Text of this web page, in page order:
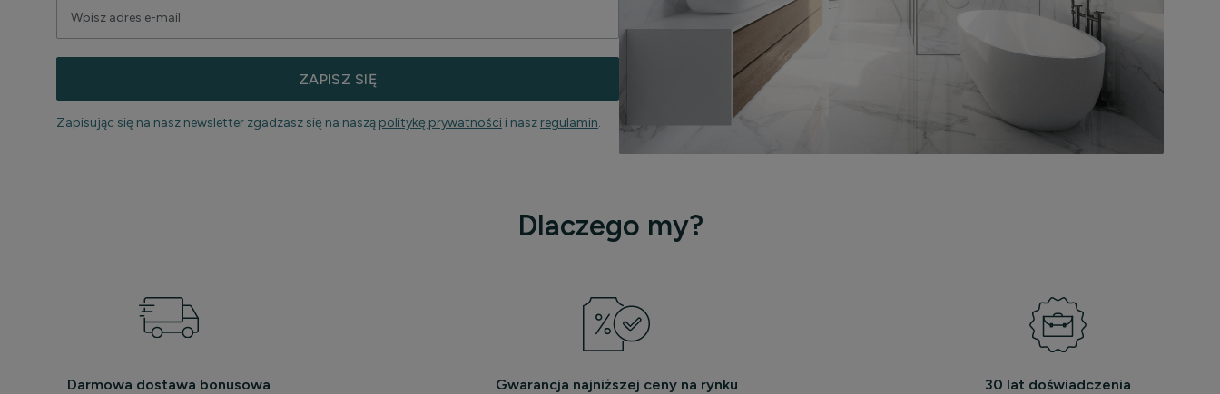
ZAPISZ SIĘ
Zapisując się na nasz newsletter zgadzasz się na naszą politykę prywatności i nasz regulamin.
Dlaczego my?
Darmowa dostawa bonusowa Gwarancja najniższej ceny na rynku 30 lat doświadczenia